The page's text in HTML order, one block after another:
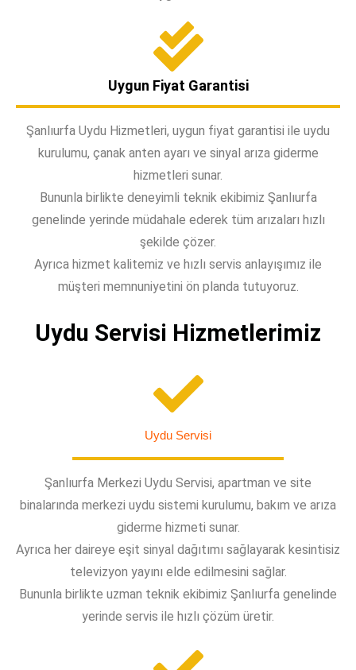
Uygun Fiyat Garantisi
Şanlıurfa Uydu Hizmetleri, uygun fiyat garantisi ile uydu
kurulumu, çanak anten ayarı ve sinyal arıza giderme
hizmetleri sunar.
Bununla birlikte deneyimli teknik ekibimiz Şanlıurfa
genelinde yerinde müdahale ederek tüm arızaları hızlı
şekilde çözer.
Ayrıca hizmet kalitemiz ve hızlı servis anlayışımız ile
müşteri memnuniyetini ön planda tutuyoruz.
Uydu Servisi Hizmetlerimiz
Uydu Servisi
Şanlıurfa Merkezi Uydu Servisi, apartman ve site
binalarında merkezi uydu sistemi kurulumu, bakım ve arıza
giderme hizmeti sunar.
Ayrıca her daireye eşit sinyal dağıtımı sağlayarak kesintisiz
televizyon yayını elde edilmesini sağlar.
Bununla birlikte uzman teknik ekibimiz Şanlıurfa genelinde
yerinde servis ile hızlı çözüm üretir.